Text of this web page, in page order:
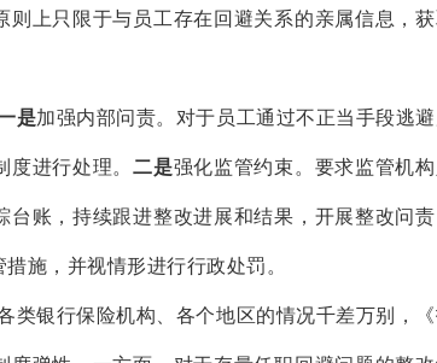
上只限于与员工存在回避关系的亲属信息，
是加强内部问责。对于员工通过不正当手段逃
度进行处理。二是强化监管约束。要求监管机
台账，持续跟进整改进展和结果，开展整改问
施，并视情形进行行政处罚。
类银行保险机构、各个地区的情况千差万别，